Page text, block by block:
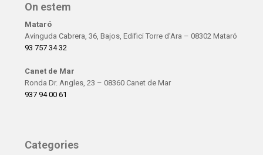
On estem
Mataró
Avinguda Cabrera, 36, Bajos, Edifici Torre d’Ara – 08302 Mataró
93 757 34 32
Canet de Mar
Ronda Dr. Angles, 23 – 08360 Canet de Mar
937 94 00 61
Categories